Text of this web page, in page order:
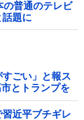
普通のテレビ
題に
ごい」と報ス
とトランプを
習近平ブチギレ